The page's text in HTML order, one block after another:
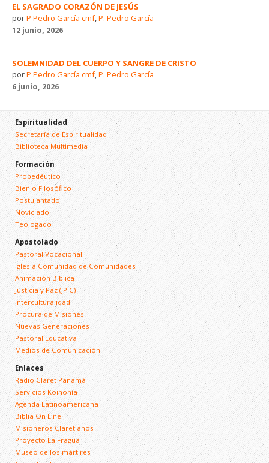
EL SAGRADO CORAZÓN DE JESÚS
porP Pedro García cmf,P. Pedro García
12 junio, 2026
SOLEMNIDAD DEL CUERPO Y SANGRE DE CRISTO
porP Pedro García cmf,P. Pedro García
6 junio, 2026
Espiritualidad
Secretaría de Espiritualidad
Biblioteca Multimedia
Formación
Propedéutico
Bienio Filosófico
Postulantado
Noviciado
Teologado
Apostolado
Pastoral Vocacional
Iglesia Comunidad de Comunidades
Animación Bíblica
Justicia y Paz (JPIC)
Interculturalidad
Procura de Misiones
Nuevas Generaciones
Pastoral Educativa
Medios de Comunicación
Enlaces
Radio Claret Panamá
Servicios Koinonía
Agenda Latinoamericana
Biblia On Line
Misioneros Claretianos
Proyecto La Fragua
Museo de los mártires